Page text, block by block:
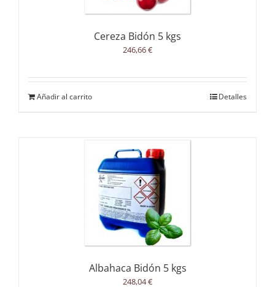
Cereza Bidón 5 kgs
246,66€
Añadir al carrito Detalles
Albahaca Bidón 5 kgs
248,04€